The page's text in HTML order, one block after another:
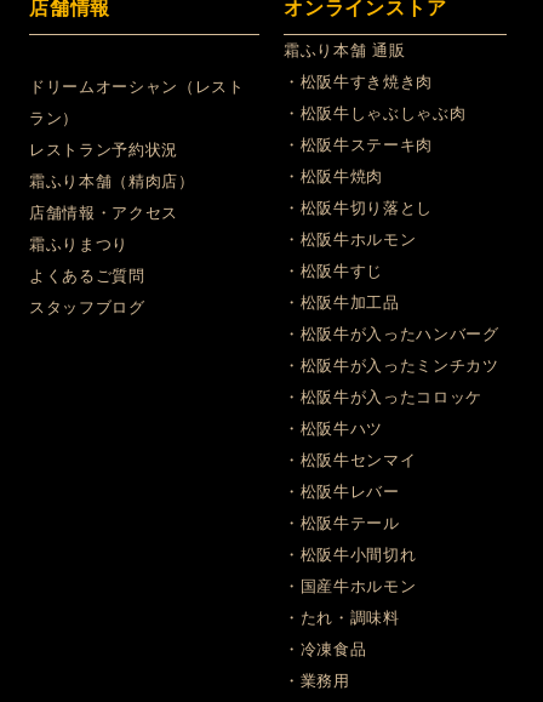
店舗情報
ドリームオーシャン（レスト
ラン）
レストラン予約状況
霜ふり本舗（精肉店）
店舗情報・アクセス
霜ふりまつり
よくあるご質問
スタッフブログ
オンラインストア
霜ふり本舗 通販
・松阪牛すき焼き肉
・松阪牛しゃぶしゃぶ肉
・松阪牛ステーキ肉
・松阪牛焼肉
・松阪牛切り落とし
・松阪牛ホルモン
・松阪牛すじ
・松阪牛加工品
・松阪牛が入ったハンバーグ
・松阪牛が入ったミンチカツ
・松阪牛が入ったコロッケ
・松阪牛ハツ
・松阪牛センマイ
・松阪牛レバー
・松阪牛テール
・松阪牛小間切れ
・国産牛ホルモン
・たれ・調味料
・冷凍食品
・業務用